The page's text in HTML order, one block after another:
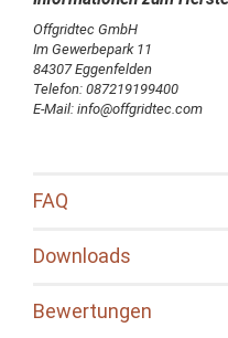
Offgridtec GmbH
Im Gewerbepark 11
84307 Eggenfelden
Telefon: 087219199400
E-Mail: info@offgridtec.com
FAQ
Downloads
Bewertungen